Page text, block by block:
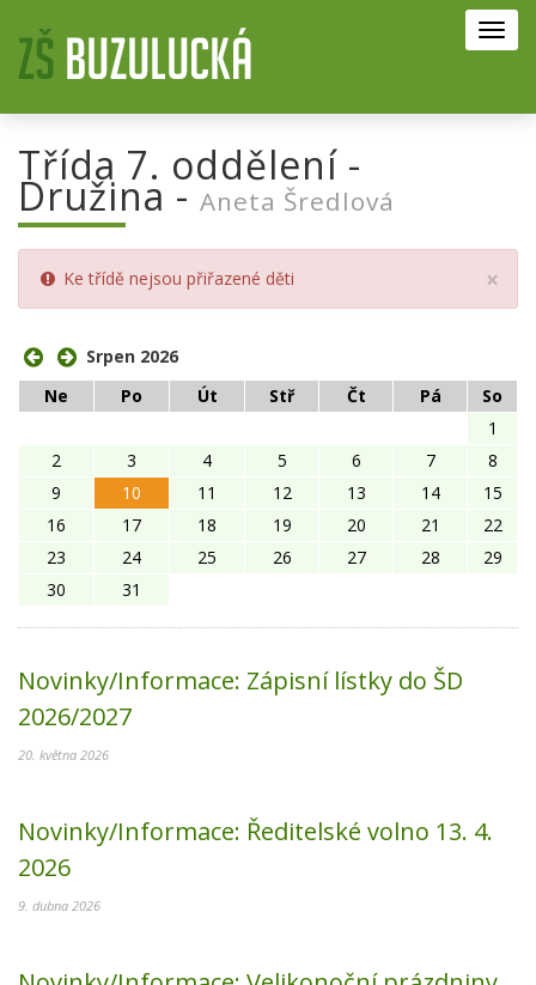
Třída 7. oddělení -
Družina - Aneta Šredlová
×
Ke třídě nejsou přiřazené děti
Srpen 2026
Ne
Po Út Stř Čt Pá
So
1
2
3 4 5 6 7
8
9
10 11 12 13 14
15
16
17 18 19 20 21
22
23
24 25 26 27 28
29
30
31
Novinky/Informace: Zápisní lístky do ŠD
2026/2027
20. května 2026
Novinky/Informace: Ředitelské volno 13. 4.
2026
9. dubna 2026